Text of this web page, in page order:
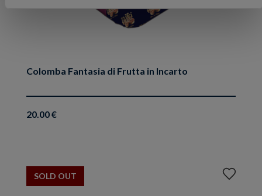
Colomba Fantasia di Frutta in Incarto
20.00 €
SOLD OUT
Aggiungi